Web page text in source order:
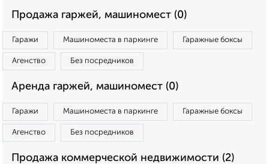
Продажа гаржей, машиномест (0)
Гаражи Машиноместа в паркинге Гаражные боксы
Агенство Без посредников
Аренда гаржей, машиномест (0)
Гаражи Машиноместа в паркинге Гаражные боксы
Агенство Без посредников
Продажа коммерческой недвижимости (2)